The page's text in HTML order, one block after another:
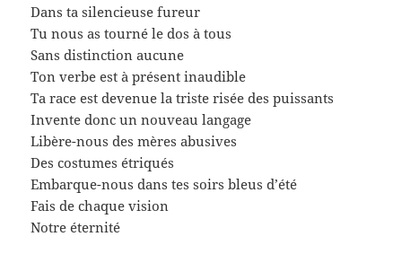
Dans ta silencieuse fureur
Tu nous as tourné le dos à tous
Sans distinction aucune
Ton verbe est à présent inaudible
Ta race est devenue la triste risée des puissants
Invente donc un nouveau langage
Libère-nous des mères abusives
Des costumes étriqués
Embarque-nous dans tes soirs bleus d’été
Fais de chaque vision
Notre éternité